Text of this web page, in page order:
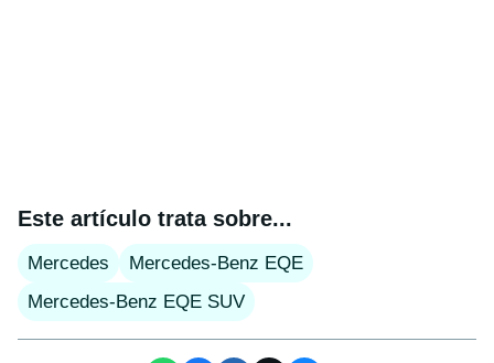
Este artículo trata sobre...
Mercedes
Mercedes-Benz EQE
Mercedes-Benz EQE SUV